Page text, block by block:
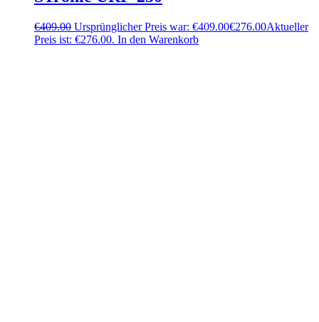
€409.00 Ursprünglicher Preis war: €409.00€276.00Aktueller
Preis ist: €276.00. In den Warenkorb